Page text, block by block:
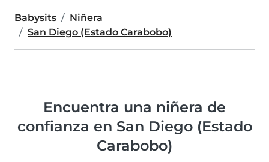
Babysits
Niñera
San Diego (Estado Carabobo)
Encuentra una niñera de
confianza en San Diego (Estado
Carabobo)